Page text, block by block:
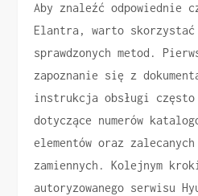
Aby znaleźć odpowiednie
Elantra, warto
sprawdzonych metod.
zapoznanie się z
instrukcja obsługi
dotyczące numerów
elementów oraz
zamiennych. Kolejnym
autoryzowanego serwisu